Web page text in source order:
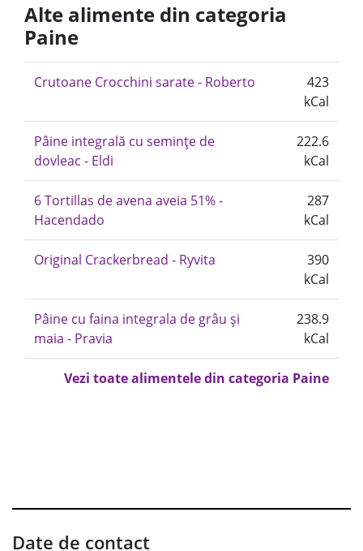
Alte alimente din categoria
Paine
Crutoane Crocchini sarate - Roberto
423
kCal
Pâine integrală cu semințe de
dovleac - Eldi
222.6
kCal
6 Tortillas de avena aveia 51% -
Hacendado
287
kCal
Original Crackerbread - Ryvita
390
kCal
Pâine cu faina integrala de grâu și
maia - Pravia
238.9
kCal
Vezi toate alimentele din categoria Paine
Date de contact